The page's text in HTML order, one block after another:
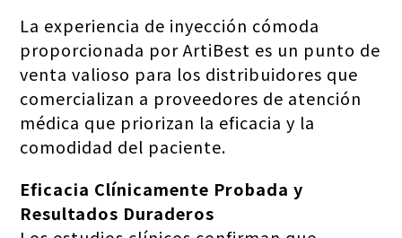
La experiencia de inyección cómoda
proporcionada por ArtiBest es un punto de
venta valioso para los distribuidores que
comercializan a proveedores de atención
médica que priorizan la eficacia y la
comodidad del paciente.
Eficacia Clínicamente Probada y
Resultados Duraderos